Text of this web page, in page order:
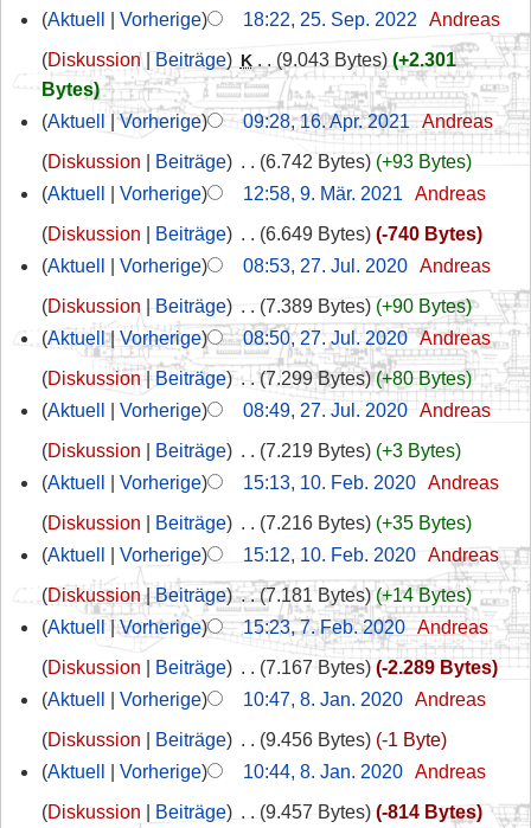
Aktuell
Vorherige 18:22, 25. Sep. 2022
Andreas
Diskussion
Beiträge K 9.043 Bytes
+2.301
Bytes
Aktuell
Vorherige 09:28, 16. Apr. 2021‎ Andreas
Diskussion
Beiträge 6.742 Bytes
+93 Bytes
Aktuell
Vorherige 12:58, 9. Mär. 2021
Andreas
Diskussion
Beiträge 6.649 Bytes
-740 Bytes
Aktuell
Vorherige 08:53, 27. Jul. 2020‎ Andreas
Diskussion
Beiträge 7.389 Bytes
+90 Bytes
Aktuell
Vorherige 08:50, 27. Jul. 2020‎ Andreas
Diskussion
Beiträge ‎ 7.299 Bytes
+80 Bytes
Aktuell
Vorherige 08:49, 27. Jul. 2020‎ Andreas
Diskussion
Beiträge 7.219 Bytes
+3 Bytes
Aktuell
Vorherige 15:13, 10. Feb. 2020‎ Andreas
Diskussion
Beiträge 7.216 Bytes
+35 Bytes
Aktuell
Vorherige 15:12, 10. Feb. 2020‎ Andreas
Diskussion
Beiträge ‎ 7.181 Bytes
+14 Bytes
Aktuell
Vorherige 15:23, 7. Feb. 2020‎ Andreas
Diskussion
Beiträge 7.167 Bytes
-2.289 Bytes
Aktuell
Vorherige 10:47, 8. Jan. 2020‎ Andreas
Diskussion
Beiträge 9.456 Bytes
-1 Byte
Aktuell
Vorherige 10:44, 8. Jan. 2020‎ Andreas
Diskussion
Beiträge 9.457 Bytes
-814 Bytes